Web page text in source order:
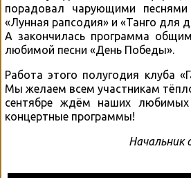
порадовал чарующими песнями
«Лунная рапсодия» и «Танго для
А закончилась программа
любимой песни «День Победы».
Работа этого полугодия клуба
Мы желаем всем участникам
сентябре ждём наших
концертные программы!
Начальник